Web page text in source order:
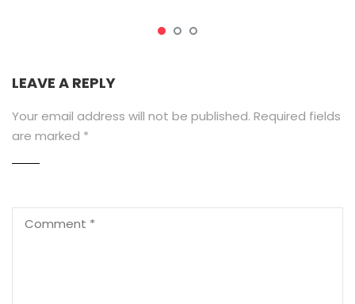
LEAVE A REPLY
Your email address will not be published. Required fields
are marked *